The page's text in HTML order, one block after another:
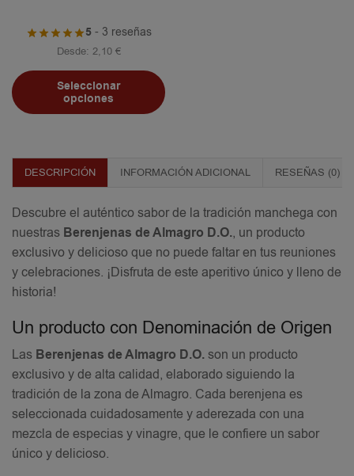
5- 3 reseñas
Desde: 2,10 €
Seleccionar
opciones
DESCRIPCIÓN INFORMACIÓN ADICIONAL RESEÑAS (0)
Descubre el auténtico sabor de la tradición manchega con
nuestras Berenjenas de Almagro D.O., un producto
exclusivo y delicioso que no puede faltar en tus reuniones
y celebraciones. ¡Disfruta de este aperitivo único y lleno de
historia!
Un producto con Denominación de Origen
Las Berenjenas de Almagro D.O.son un producto
exclusivo y de alta calidad, elaborado siguiendo la
tradición de la zona de Almagro. Cada berenjena es
seleccionada cuidadosamente y aderezada con una
mezcla de especias y vinagre, que le confiere un sabor
único y delicioso.